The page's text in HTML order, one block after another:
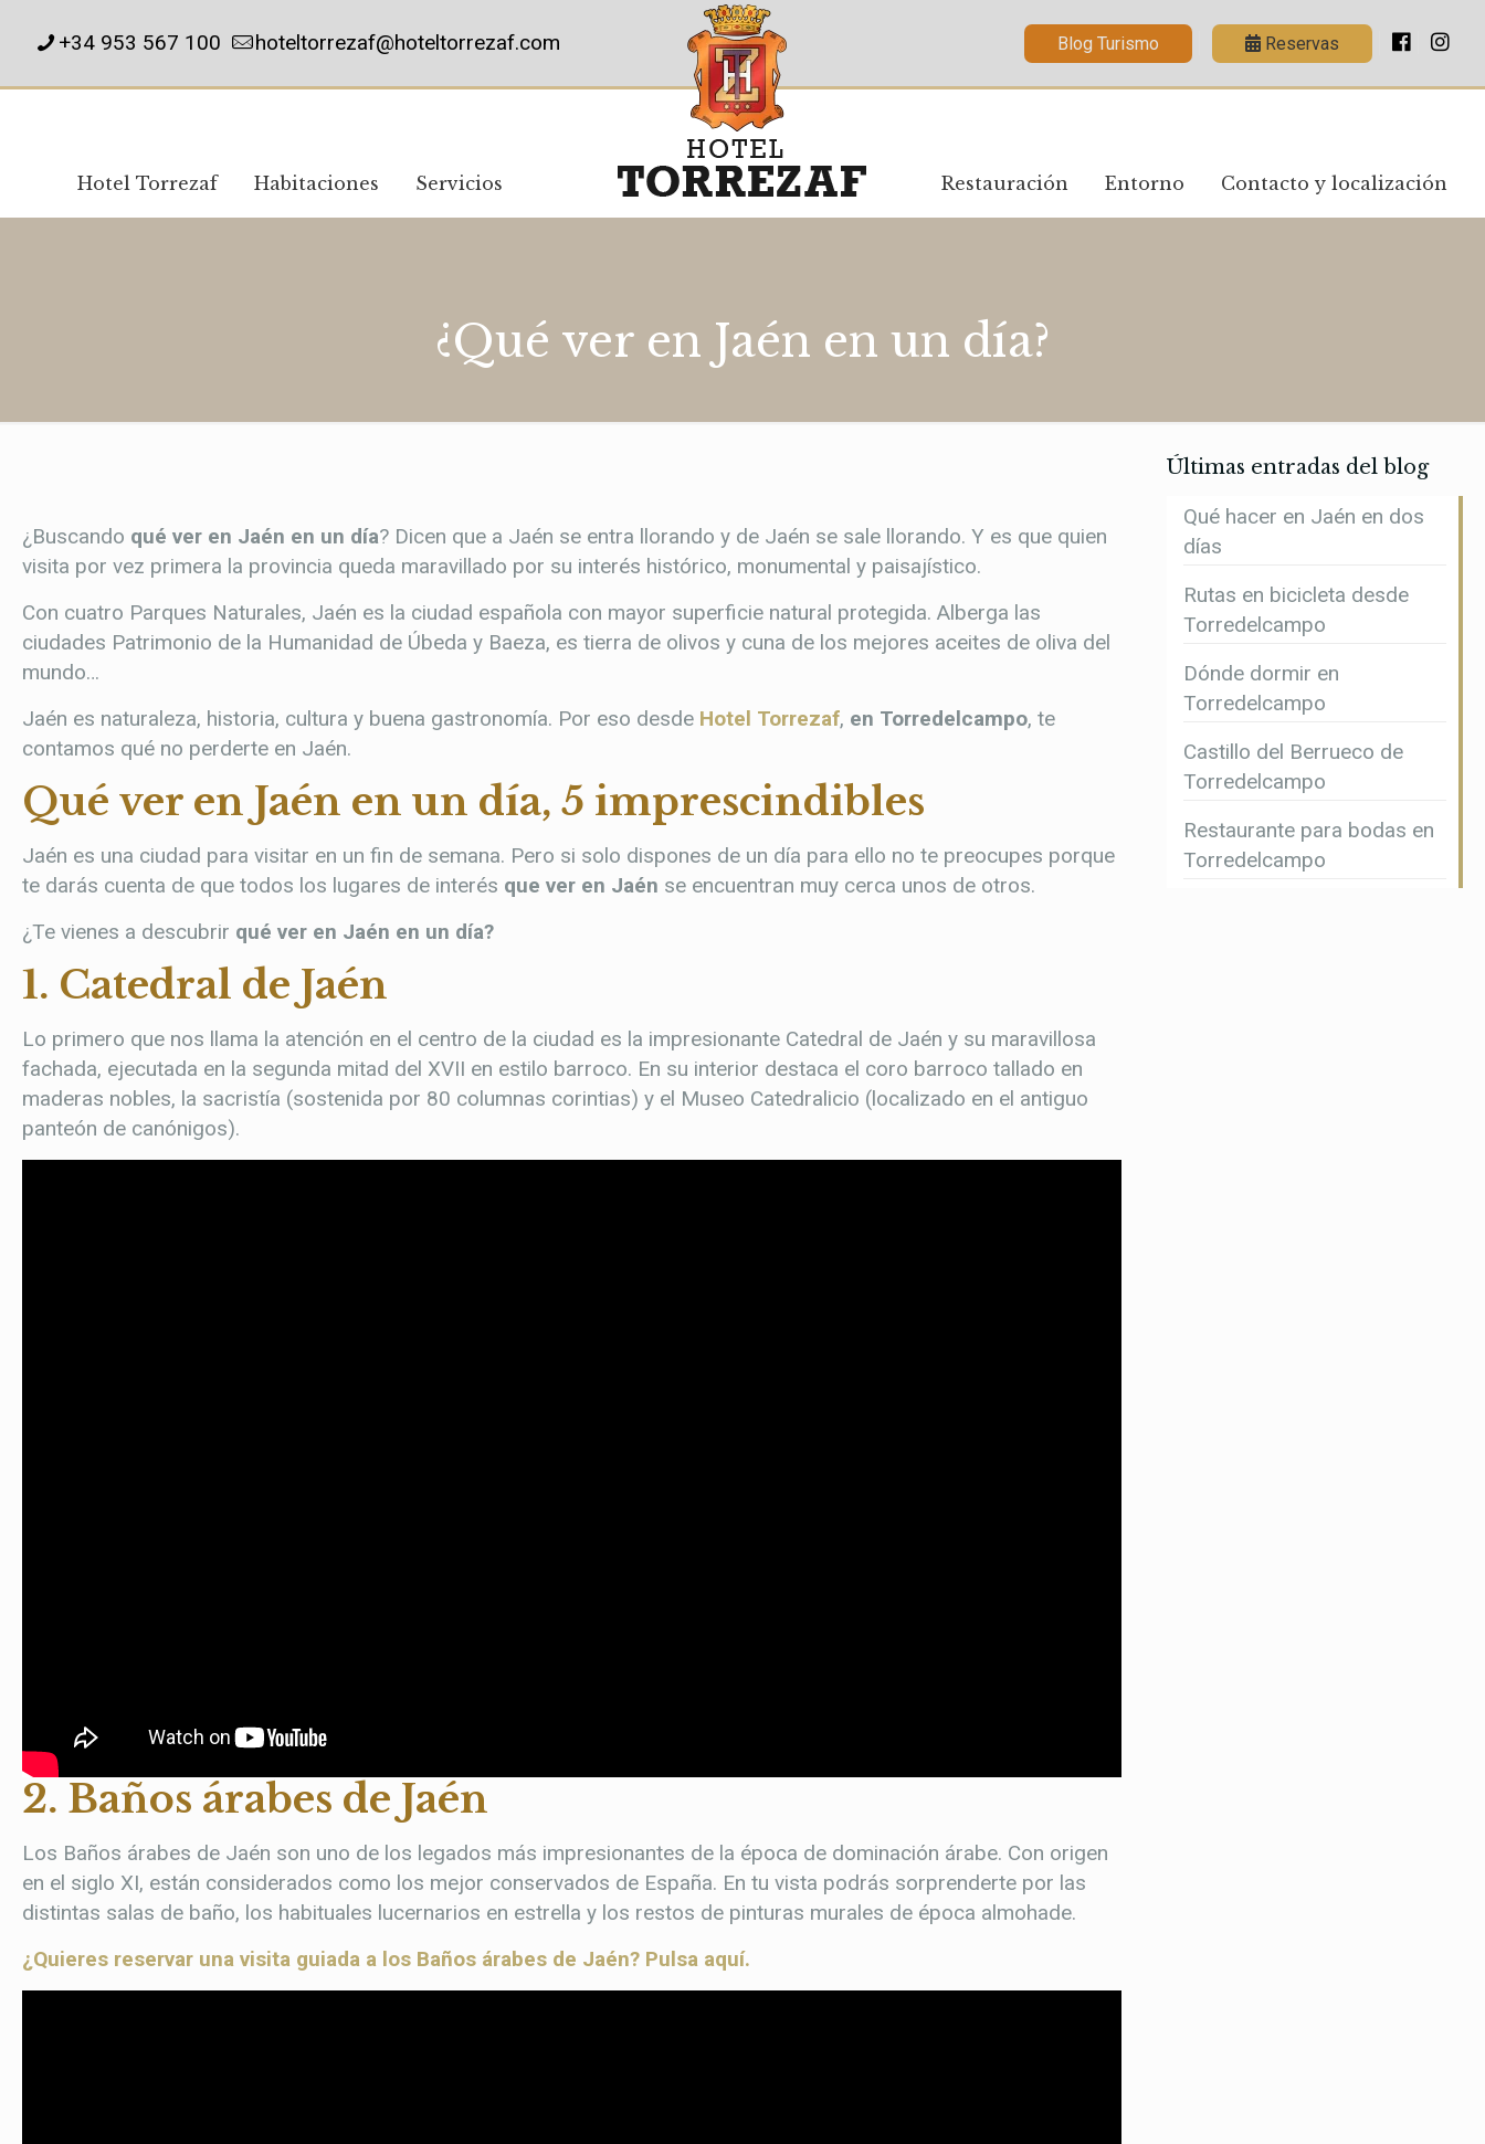
+34 953 567 100 hoteltorrezaf@hoteltorrezaf.com Blog Turismo Reservas
Hotel Torrezaf Habitaciones Servicios Restauración Entorno Contacto y localización
¿Qué ver en Jaén en un día?
¿Buscando qué ver en Jaén en un día? Dicen que a Jaén se entra llorando y de Jaén se sale llorando. Y es que quien
visita por vez primera la provincia queda maravillado por su interés histórico, monumental y paisajístico.
Con cuatro Parques Naturales, Jaén es la ciudad española con mayor superficie natural protegida. Alberga las
ciudades Patrimonio de la Humanidad de Úbeda y Baeza, es tierra de olivos y cuna de los mejores aceites de oliva del
mundo…
Jaén es naturaleza, historia, cultura y buena gastronomía. Por eso desde Hotel Torrezaf, en Torredelcampo, te
contamos qué no perderte en Jaén.
Qué ver en Jaén en un día, 5 imprescindibles
Jaén es una ciudad para visitar en un fin de semana. Pero si solo dispones de un día para ello no te preocupes porque
te darás cuenta de que todos los lugares de interés que ver en Jaén se encuentran muy cerca unos de otros.
¿Te vienes a descubrir qué ver en Jaén en un día?
1. Catedral de Jaén
Lo primero que nos llama la atención en el centro de la ciudad es la impresionante Catedral de Jaén y su maravillosa
fachada, ejecutada en la segunda mitad del XVII en estilo barroco. En su interior destaca el coro barroco tallado en
maderas nobles, la sacristía (sostenida por 80 columnas corintias) y el Museo Catedralicio (localizado en el antiguo
panteón de canónigos).
2. Baños árabes de Jaén
Los Baños árabes de Jaén son uno de los legados más impresionantes de la época de dominación árabe. Con origen
en el siglo XI, están considerados como los mejor conservados de España. En tu vista podrás sorprenderte por las
distintas salas de baño, los habituales lucernarios en estrella y los restos de pinturas murales de época almohade.
¿Quieres reservar una visita guiada a los Baños árabes de Jaén? Pulsa aquí.
Últimas entradas del blog
Qué hacer en Jaén en dos
días
Rutas en bicicleta desde
Torredelcampo
Dónde dormir en
Torredelcampo
Castillo del Berrueco de
Torredelcampo
Restaurante para bodas en
Torredelcampo